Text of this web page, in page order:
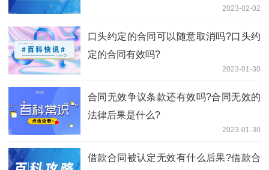
2023-02-02
口头约定的合同可以随意取消吗?口头约
定的合同有效吗?
2023-01-30
合同无效争议条款还有效吗?合同无效的
法律后果是什么?
2023-01-30
借款合同被认定无效有什么后果?借款合